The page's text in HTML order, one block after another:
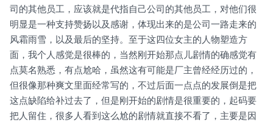
司的其他员工，应该就是代指自己公司的其他员工，对他们很
明显是一种支持赞扬以及感谢，体现出来的是公司一路走来的
风霜雨雪，以及最后的坚持。至于这四位女主的人物塑造方
面，我个人感觉是很棒的，当然刚开始那点儿剧情的确感觉有
点莫名熟悉，有点尬哈，虽然这有可能是厂主曾经经历过的，
但很像那种爽文里面经常写的，不过后面一点点的发展倒是把
这点缺陷给补过去了，但是刚开始的剧情是很重要的，起码要
把人留住，很多人看到这么尬的剧情就直接不看了，主要是因